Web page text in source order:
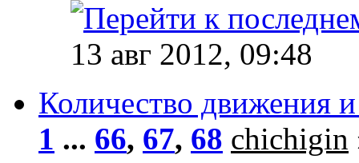
13 авг 2012, 09:48
Количество движения
1 ... 66, 67, 68 chichigin